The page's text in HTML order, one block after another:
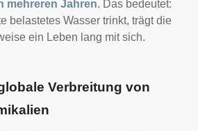
mehreren Jahren. Das bedeutet:
belastetes Wasser trinkt, trägt die
ein Leben lang mit sich.
Verbreitung von